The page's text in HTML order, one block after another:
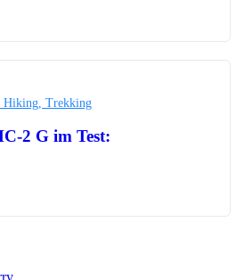
Hiking, Trekking
2 G im Test: